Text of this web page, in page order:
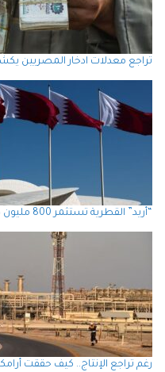
تراجع معدلات ادخار المصريين
“أريد” القطرية تستثمر 800 مليون دولار في منصة للذكاء الاصطناعي
رغم تراجع الإنتاج.. كيف حققت